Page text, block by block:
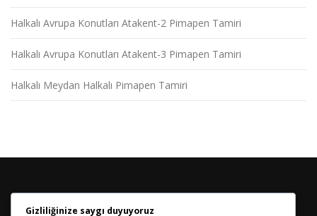
Halkalı Avrupa Konutları Atakent-2 Pimapen Tamiri
Halkalı Avrupa Konutları Atakent-3 Pimapen Tamiri
Halkalı Meydan Halkalı Pimapen Tamiri
HABER BÜLTENIMIZE KATILIN
Gizliliğinize saygı duyuyoruz